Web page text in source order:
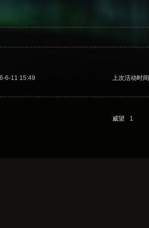
6-11 15:49 上次活动时间
威望 1